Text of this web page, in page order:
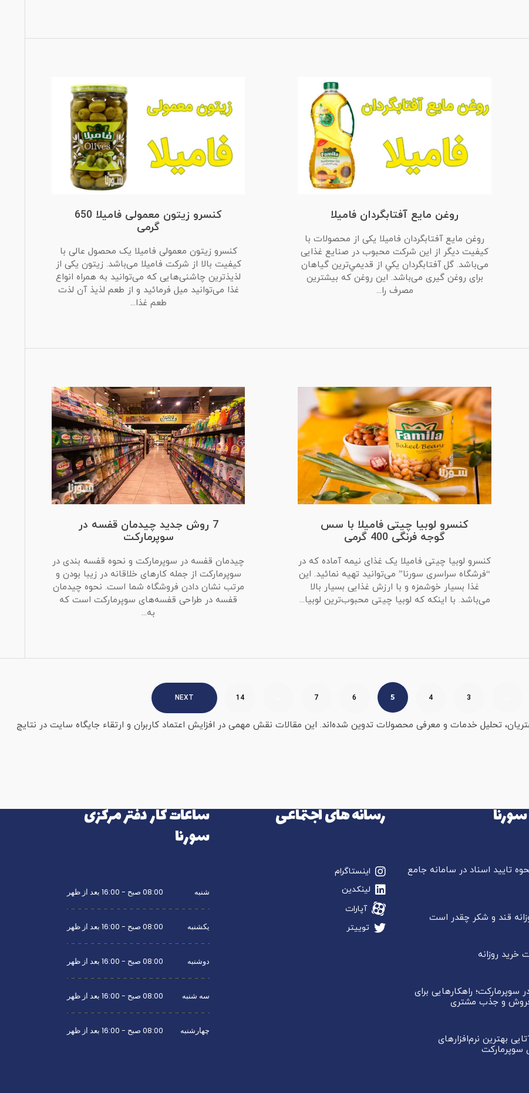
روغن مایع آفتابگردان فامیلا
روغن مایع آفتابگردان فامیلا یکی از محصولات با
کیفیت دیگر از این شرکت محبوب در صنایع غذایی
می‌باشد. گل آفتابگردان يکي از قديمي‌ترين گياهان
برای روغن گیری می‌باشد. اين روغن که بیشترین
مصرف را...
کنسرو زیتون معمولی فامیلا 650
گرمی
کنسرو زیتون معمولی فامیلا یک محصول عالی با
کیفیت بالا از شرکت فامیلا می‌باشد. زیتون یکی از
لذیذترین چاشنی‌‌هایی که می‌توانید به همراه انواع
غذا می‌توانید میل فرمائید و از طعم لذیذ آن لذت
طعم غذا...
کنسرو لوبیا چیتی فامیلا با سس
گوجه فرنگی 400 گرمی
کنسرو لوبیا چیتی فامیلا یک غذای نیمه آماده که در
“فرشگاه سراسری سورنا” می‌توانید تهیه نمائید. این
غذا بسیار خوشمزه و با ارزش غذایی بسیار بالا
می‌باشد. با اینکه که لوبیا چیتی محبوب‌ترین لوبیا...
7 روش جدید چیدمان قفسه در
سوپرمارکت
چیدمان قفسه در سوپرمارکت و نحوه قفسه بندی در
سوپرمارکت از جمله کارهای خلاقانه در زیبا بودن و
مرتب نشان دادن فروشگاه شما است. نحوه چیدمان
قفسه در طراحی قفسه‌های سوپرمارکت است که
به...
3
4
5
6
7
14
NEXT
تحلیل خدمات و معرفی محصولات تدوین شده‌اند. این مقالات نقش مهمی در افزایش اعتماد کاربران و ارتقاء جایگاه سایت در نتایج
تایید اسناد در سامانه جامع
قند و شکر چقدر است
روزانه
سوپرمارکت؛ راهکارهایی برای
و جذب مشتری
لیست 12تایی بهترین نرم‌افزارهای
سوپرمارکت
رسانه های اجتماعی
اینستاگرام
لینکدین
آپارات
توییتر
ساعات کار دفتر مرکزی
سورنا
شنبه 08:00 صبح - 16:00 بعد از ظهر
یکشنبه 08:00 صبح - 16:00 بعد از ظهر
دوشنبه 08:00 صبح - 16:00 بعد از ظهر
سه شنبه 08:00 صبح - 16:00 بعد از ظهر
چهارشنبه 08:00 صبح - 16:00 بعد از ظهر